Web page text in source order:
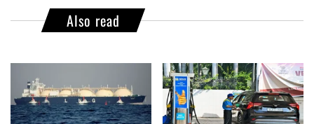
Also read